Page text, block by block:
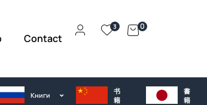
Contact
3 0
Kниги
书
籍
書
籍